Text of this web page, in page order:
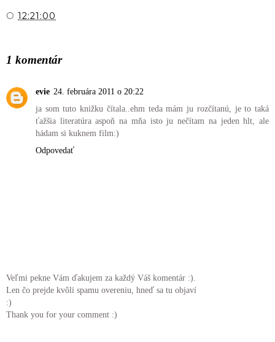
O 12:21:00
1 komentár
evie 24. februára 2011 o 20:22
ja som tuto knižku čítala..ehm teda mám ju rozčítanú, je to taká
ťažšia literatúra aspoň na mňa isto ju nečítam na jeden hlt, ale
hádam si kuknem film:)
Odpovedať
Veľmi pekne Vám ďakujem za každý Váš komentár :).
Len čo prejde kvôli spamu overeniu, hneď sa tu objaví
:)
Thank you for your comment :)